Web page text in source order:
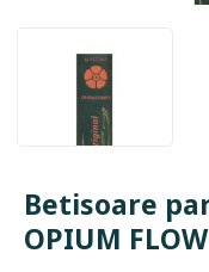
Betisoare
OPIUM